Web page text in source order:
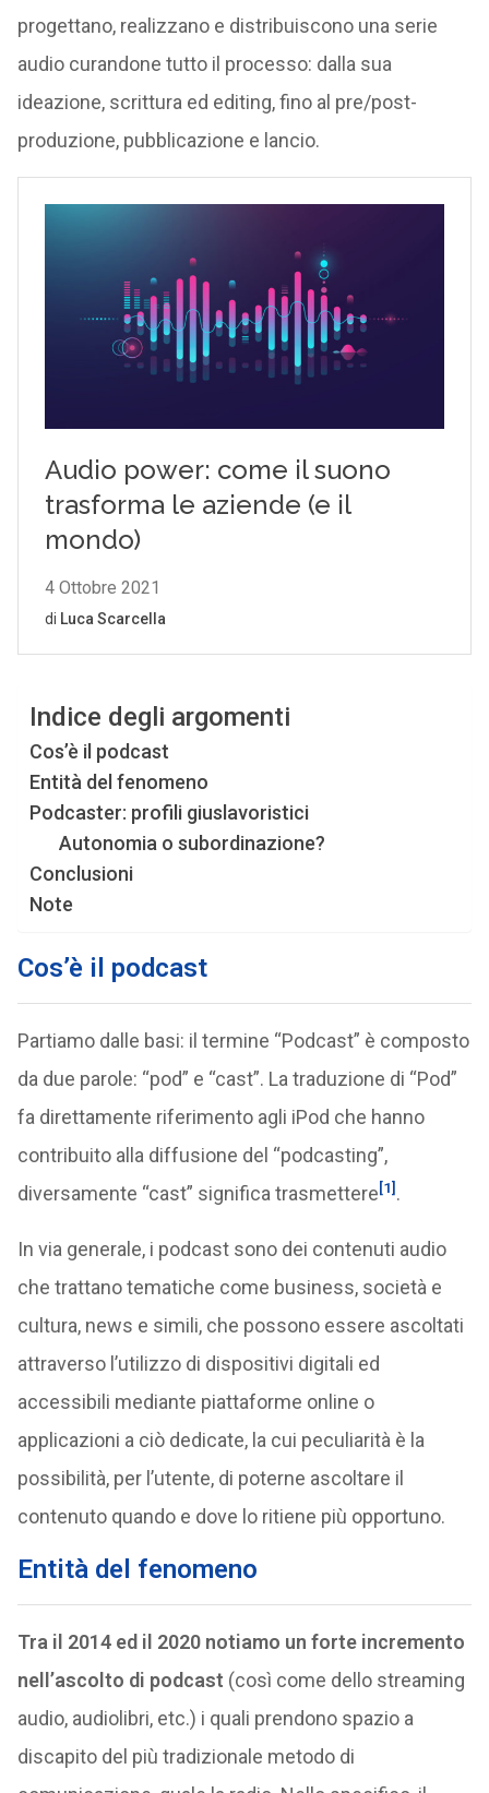
progettano, realizzano e distribuiscono una serie
audio curandone tutto il processo: dalla sua
ideazione, scrittura ed editing, fino al pre/post-
produzione, pubblicazione e lancio.
Indice degli argomenti
Cos’è il podcast
Entità del fenomeno
Podcaster: profili giuslavoristici
Autonomia o subordinazione?
Conclusioni
Note
Cos’è il podcast
Partiamo dalle basi: il termine “Podcast” è composto
da due parole: “pod” e “cast”. La traduzione di “Pod”
fa direttamente riferimento agli iPod che hanno
contribuito alla diffusione del “podcasting”,
diversamente “cast” significa trasmettere[1] .
In via generale, i podcast sono dei contenuti audio
che trattano tematiche come business, società e
cultura, news e simili, che possono essere ascoltati
attraverso l’utilizzo di dispositivi digitali ed
accessibili mediante piattaforme online o
applicazioni a ciò dedicate, la cui peculiarità è la
possibilità, per l’utente, di poterne ascoltare il
contenuto quando e dove lo ritiene più opportuno.
Entità del fenomeno
Tra il 2014 ed il 2020 notiamo un forte incremento
nell’ascolto di podcast (così come dello streaming
audio, audiolibri, etc.) i quali prendono spazio a
discapito del più tradizionale metodo di